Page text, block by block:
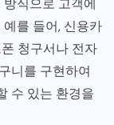
식으로 고객에
를 들어, 신용카
청구서나 전자
니를 구현하여
수 있는 환경을